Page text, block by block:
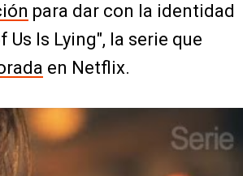
para dar con la identidad
Is Lying", la serie que
en Netflix.